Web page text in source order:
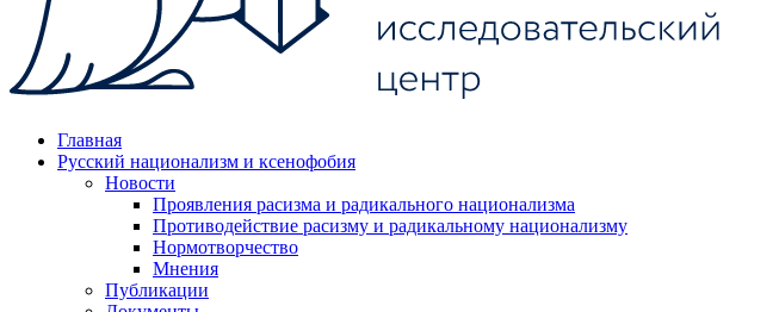
Главная
Русский национализм и ксенофобия
Новости
Проявления расизма и радикального национализма
Противодействие расизму и радикальному национализму
Нормотворчество
Мнения
Публикации